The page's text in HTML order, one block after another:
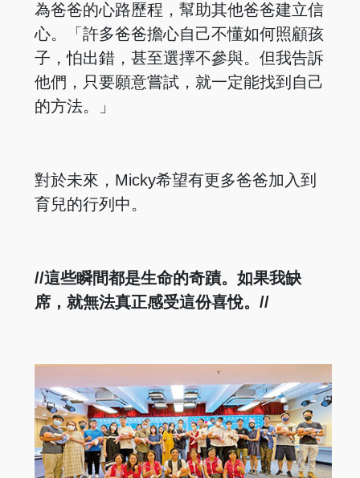
為爸爸的心路歷程，幫助其他爸爸建立信
心。「許多爸爸擔心自己不懂如何照顧孩
子，怕出錯，甚至選擇不參與。但我告訴
他們，只要願意嘗試，就一定能找到自己
的方法。」
對於未來，Micky希望有更多爸爸加入到
育兒的行列中。
//這些瞬間都是生命的奇蹟。如果我缺
席，就無法真正感受這份喜悅。//